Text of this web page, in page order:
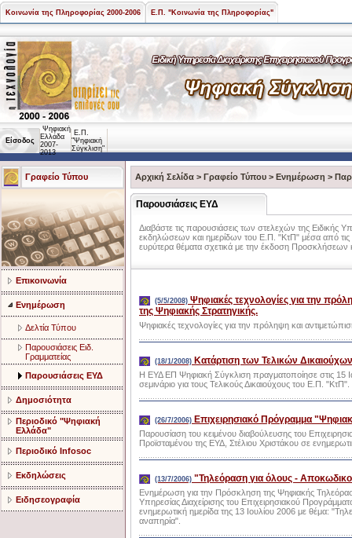
Κοινωνία της Πληροφορίας 2000-2006 Ε.Π. "Κοινωνία της Πληροφορίας"
Είσοδος
Ψηφιακή
Ελλάδα
2007-
2013
Ε.Π.
"Ψηφιακή
Σύγκλιση"
Γραφείο Τύπου
Επικοινωνία
Ενημέρωση
Δελτία Τύπου
Παρουσιάσεις Ειδ.
Γραμματείας
Παρουσιάσεις ΕΥΔ
Δημοσιότητα
Περιοδικό "Ψηφιακή
Ελλάδα"
Περιοδικό Infosoc
Εκδηλώσεις
Ειδησεογραφία
Αρχική Σελίδα > Γραφείο Τύπου > Ενημέρωση >
Παρουσιάσεις ΕΥΔ
Διαβάστε τις παρουσιάσεις των στελεχών της Ειδικής
εκδηλώσεων και ημερίδων του Ε.Π. "ΚτΠ" μέσα από τις
ευρύτερα θέματα σχετικά με την έκδοση
(5/5/2008) Ψηφιακές τεχνολογίες για την
της Ψηφιακής Στρατηγικής.
Ψηφιακές τεχνολογίες για την πρόληψη και
(18/1/2008) Κατάρτιση των Τελικών
Η ΕΥΔ ΕΠ Ψηφιακή Σύγκλιση πραγματοποίησε στις 15
σεμινάριο για τους Τελικούς Δικαιούχους του Ε.Π. "ΚτΠ".
(26/7/2006) Επιχειρησιακό Πρόγραμμα
Παρουσίαση του κειμένου διαβούλευσης του
Προϊσταμένου της ΕΥΔ, Στέλιου Χριστάκου σε
(13/7/2006) "Τηλεόραση για όλους -
Ενημέρωση για την Πρόσκληση της Ψηφιακής
Υπηρεσίας Διαχείρισης του Επιχειρησιακού
ενημερωτική ημερίδα της 13 Ιουλίου 2006 με θέμα:
αναπηρία".